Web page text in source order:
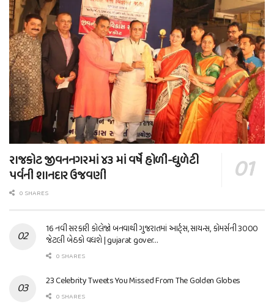
રાજકોટ જીવનનગરમાં ૪૩ માં વર્ષે હોળી-ધુળેટી
પર્વની શાનદાર ઉજવણી
0 SHARES
16 નવી સરકારી કોલેજો બનવાથી ગુજરાતમાં આર્ટ્સ, સાયન્સ, કોમર્સની 3000
જેટલી બેઠકો વધશે | gujarat gover…
0 SHARES
23 Celebrity Tweets You Missed From The Golden Globes
0 SHARES